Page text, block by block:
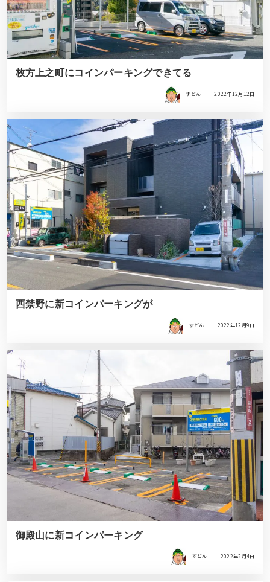
枚方上之町にコインパーキングできてる
すどん 2022年12月12日
西禁野に新コインパーキングが
すどん 2022年12月9日
御殿山に新コインパーキング
すどん 2022年2月4日